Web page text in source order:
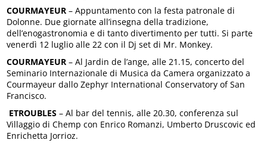
COURMAYEUR – Appuntamento con la festa patronale di
Dolonne. Due giornate all’insegna della tradizione,
dell’enogastronomia e di tanto divertimento per tutti. Si parte
venerdì 12 luglio alle 22 con il Dj set di Mr. Monkey.
COURMAYEUR – Al Jardin de l’ange, alle 21.15, concerto del
Seminario Internazionale di Musica da Camera organizzato a
Courmayeur dallo Zephyr International Conservatory of San
Francisco.
ETROUBLES – Al bar del tennis, alle 20.30, conferenza sul
Villaggio di Chemp con Enrico Romanzi, Umberto Druscovic ed
Enrichetta Jorrioz.